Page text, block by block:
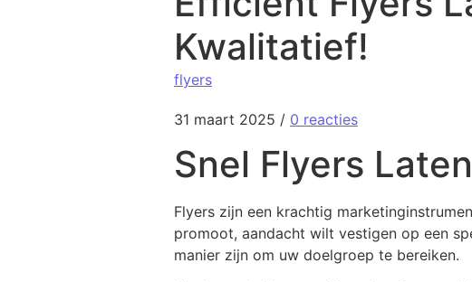
Kwalitatief!
flyers
31 maart 2025 / 0 reacties
Snel Flyers
Flyers zijn een krachtig
promoot, aandacht wilt vestigen op een
manier zijn om uw doelgroep te bereiken.